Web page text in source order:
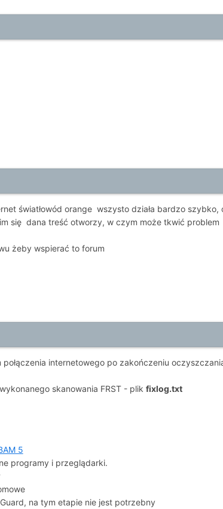
światłowód orange wszysto działa bardzo
się dana treść otworzy, w czym może tkwić problem
żeby wspierać to forum
internetowego po zakończeniu
skanowania FRST - plik fixlog.txt
5
programy i przeglądarki.
na tym etapie nie jest potrzebny